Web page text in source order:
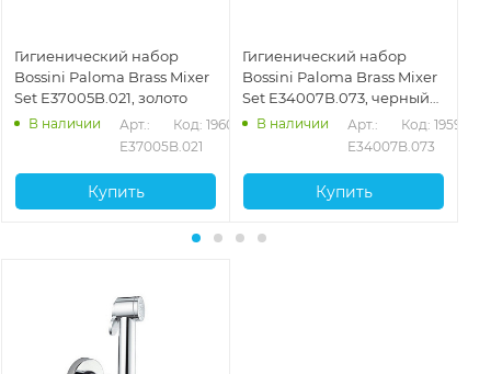
Гигиенический набор
Bossini Paloma Brass Mixer
Set E37005B.021, золото
В наличии
Арт.:
E37005B.021
Код: 19601
Купить
Гигиенический набор
Bossini Paloma Brass Mixer
Set E34007B.073, черный
матовый
В наличии
Арт.:
E34007B.073
Код: 19599
Купить